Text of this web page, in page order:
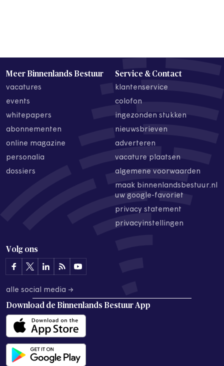
Meer Binnenlands Bestuur
vacatures
events
whitepapers
abonnementen
online magazine
personalia
dossiers
Service & Contact
klantenservice
colofon
ingezonden stukken
nieuwsbrieven
adverteren
vacature plaatsen
algemene voorwaarden
maak binnenlandsbestuur.nl
uw google-favoriet
privacy statement
privacyinstellingen
Volg ons
alle social media →
Download de Binnenlands Bestuur App